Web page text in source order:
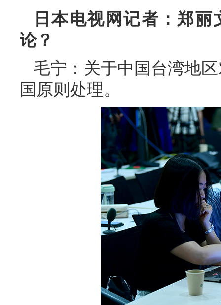
日本电视网记者：郑
论？
毛宁：关于中国台湾地
国原则处理。